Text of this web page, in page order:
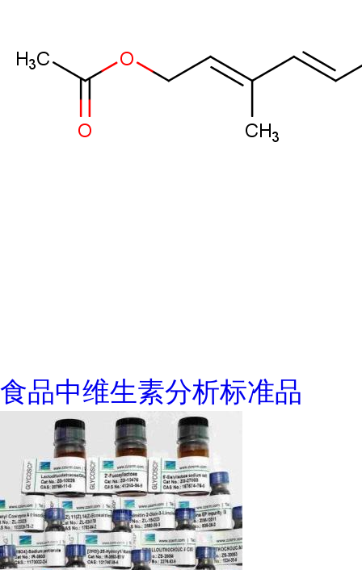
食品中维生素分析标准品